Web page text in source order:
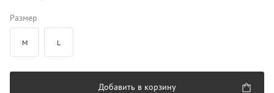
Размер
M L
Добавить в корзину